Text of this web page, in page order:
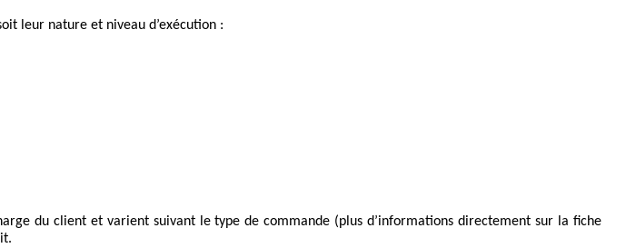
leur nature et niveau d’exécution :
du client et varient suivant le type de commande (plus d’informations directement sur la fiche